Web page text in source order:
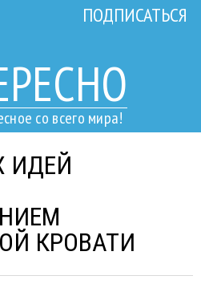
со всего мира!
ПОДПИСАТЬСЯ
ИДЕЙ
КРОВАТИ